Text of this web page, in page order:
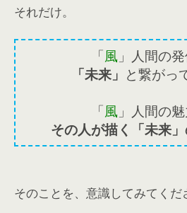
それだけ。
「風 」人間の発
「未来」 と繋がっ
「風 」人間の魅
その人が描く「未来
そのことを、意識してみてくだ